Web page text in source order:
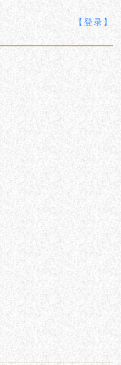
【登录】